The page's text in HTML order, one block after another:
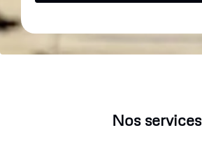
Nos services